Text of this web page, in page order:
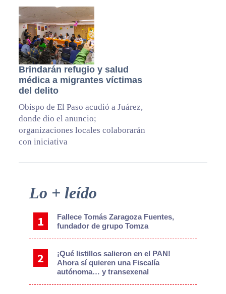
Brindarán refugio y salud
médica a migrantes víctimas
del delito
Obispo de El Paso acudió a Juárez,
donde dio el anuncio;
organizaciones locales colaborarán
con iniciativa
Primary
Sidebar
Lo + leído
Fallece Tomás Zaragoza Fuentes,
fundador de grupo Tomza
¡Qué listillos salieron en el PAN!
Ahora sí quieren una Fiscalía
autónoma… y transexenal